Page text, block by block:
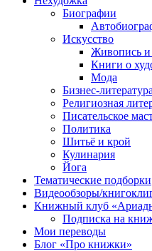
Биографии
Искусство
Живопись и
Книги о
Мода
Бизнес-литература
Религиозная
Писательское
Политика
Шитьё и крой
Кулинария
Йога
Тематические подборки
Видеообзоры/
Книжный клуб
Подписка на
Мои переводы
Блог «Про книжки»